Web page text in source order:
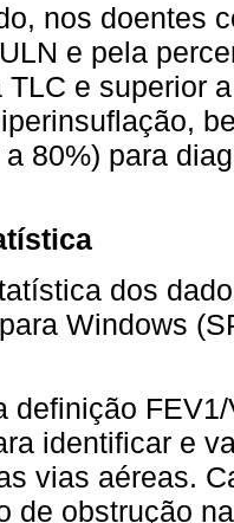
nos doentes
e pela
TLC e superior
80%) para
dos
Windows
definição
identificar e
vias aéreas.
de obstrução